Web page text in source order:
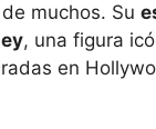
muchos. Su
, una figura
en